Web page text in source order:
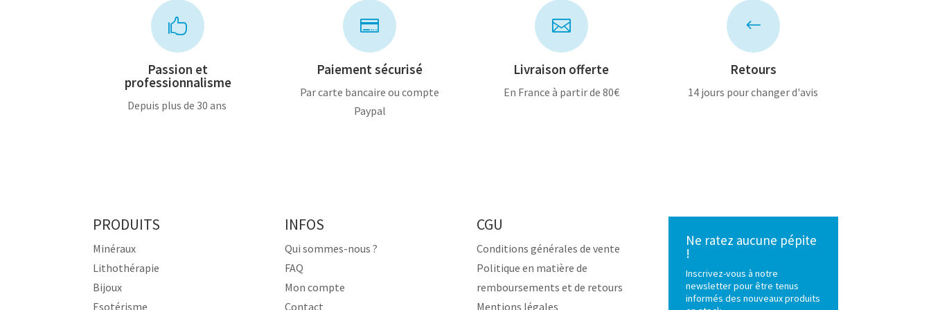

Passion et
professionnalisme
Depuis plus de 30 ans

Paiement sécurisé
Par carte bancaire ou compte
Paypal

Livraison offerte
En France à partir de 80€
#
Retours
14 jours pour changer d'avis
PRODUITS
Minéraux
Lithothérapie
Bijoux
Esotérisme
INFOS
Qui sommes-nous ?
FAQ
Mon compte
Contact
CGU
Conditions générales de vente
Politique en matière de
remboursements et de retours
Mentions légales
Ne ratez aucune pépite
!
Inscrivez-vous à notre
newsletter pour être tenus
informés des nouveaux produits